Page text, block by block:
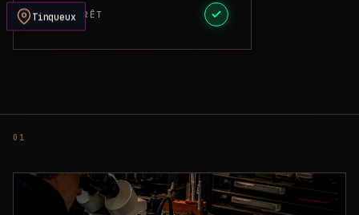
DEVIS PRÊT
Tinqueux